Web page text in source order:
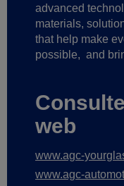
advanced
materials,
that help make
possible, and
web
www.agc-
www.agc-